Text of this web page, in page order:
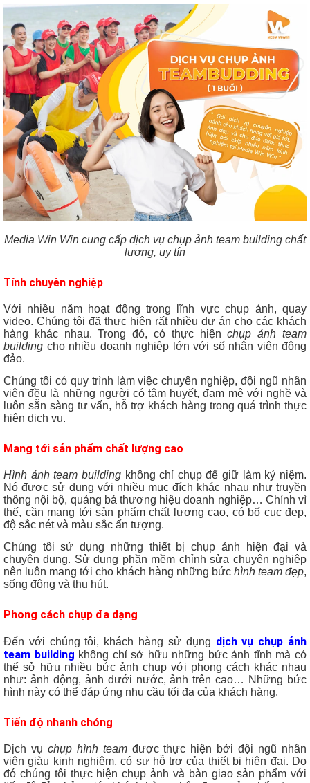
Media Win Win cung cấp dịch vụ chụp ảnh team building chất
lượng, uy tín
Tính chuyên nghiệp
Với nhiều năm hoạt động trong lĩnh vực chụp ảnh, quay
video. Chúng tôi đã thực hiện rất nhiều dự án cho các khách
hàng khác nhau. Trong đó, có thực hiệnchụp ảnh team
building cho nhiều doanh nghiệp lớn với số nhân viên đông
đảo.
Chúng tôi có quy trình làm việc chuyên nghiệp, đội ngũ nhân
viên đều là những người có tâm huyết, đam mê với nghề và
luôn sẵn sàng tư vấn, hỗ trợ khách hàng trong quá trình thực
hiện dịch vụ.
Mang tới sản phẩm chất lượng cao
Hình ảnh team buildingkhông chỉ chụp để giữ làm kỷ niệm.
Nó được sử dụng với nhiều mục đích khác nhau như truyền
thông nội bộ, quảng bá thương hiệu doanh nghiệp… Chính vì
thế, cần mang tới sản phẩm chất lượng cao, có bố cục đẹp,
độ sắc nét và màu sắc ấn tượng.
Chúng tôi sử dụng những thiết bị chụp ảnh hiện đại và
chuyên dụng. Sử dụng phần mềm chỉnh sửa chuyên nghiệp
nên luôn mang tới cho khách hàng những bức hình team đẹp,
sống động và thu hút.
Phong cách chụp đa dạng
Đến với chúng tôi, khách hàng sử dụng dịch vụ chụp ảnh
team building không chỉ sở hữu những bức ảnh tĩnh mà có
thể sở hữu nhiều bức ảnh chụp với phong cách khác nhau
như: ảnh động, ảnh dưới nước, ảnh trên cao… Những bức
hình này có thể đáp ứng nhu cầu tối đa của khách hàng.
Tiến độ nhanh chóng
Dịch vụ chụp hình teamđược thực hiện bởi đội ngũ nhân
viên giàu kinh nghiệm, có sự hỗ trợ của thiết bị hiện đại. Do
đó chúng tôi thực hiện chụp ảnh và bàn giao sản phẩm với